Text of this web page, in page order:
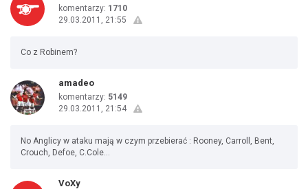
komentarzy: 1710
29.03.2011, 21:55
Co z Robinem?
amadeo
komentarzy: 5149
29.03.2011, 21:54
No Anglicy w ataku mają w czym przebierać : Rooney, Carroll, Bent,
Crouch, Defoe, C.Cole...
VoXy